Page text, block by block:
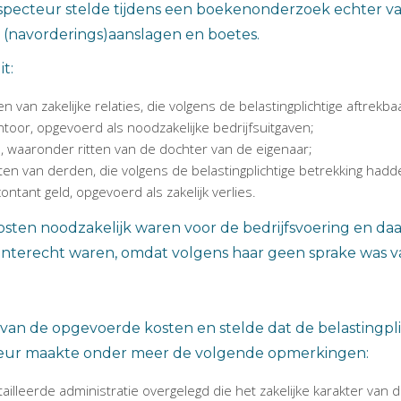
stelde tijdens een boekenonderzoek echter
en boetes.
zakelijke relaties, die volgens de belastingplichtige
opgevoerd als noodzakelijke bedrijfsuitgaven;
ritten van de dochter van de eigenaar;
van derden, die volgens de belastingplichtige betrekking
geld, opgevoerd als zakelijk verlies.
noodzakelijk waren voor de bedrijfsvoering en
waren, omdat volgens haar geen sprake was
de opgevoerde kosten en stelde dat de
maakte onder meer de volgende opmerkingen:
administratie overgelegd die het zakelijke karakter